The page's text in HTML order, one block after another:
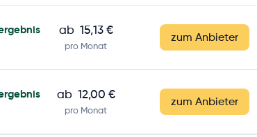
ab 15,13 €
pro Monat
zum Anbieter
ab 12,00 €
pro Monat
zum Anbieter